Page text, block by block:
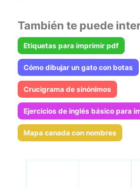
También te puede
Etiquetas para imprimir pdf
Cómo dibujar un gato con botas
Crucigrama de sinónimos
Ejercicios de inglés básico para
Mapa canada con nombres